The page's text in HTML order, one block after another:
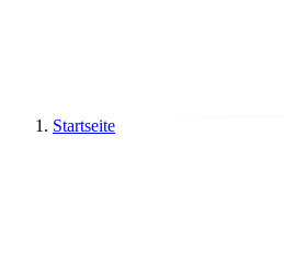
Startseite